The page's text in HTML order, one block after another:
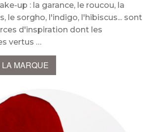
up : la garance, le roucou, la
le sorgho, l'indigo, l'hibiscus... sont
d'inspiration dont les
vertus
MARQUE